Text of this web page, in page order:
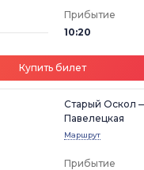
Прибытие
10:20
Купить билет
Старый Оскол
Павелецкая
Маршрут
Прибытие